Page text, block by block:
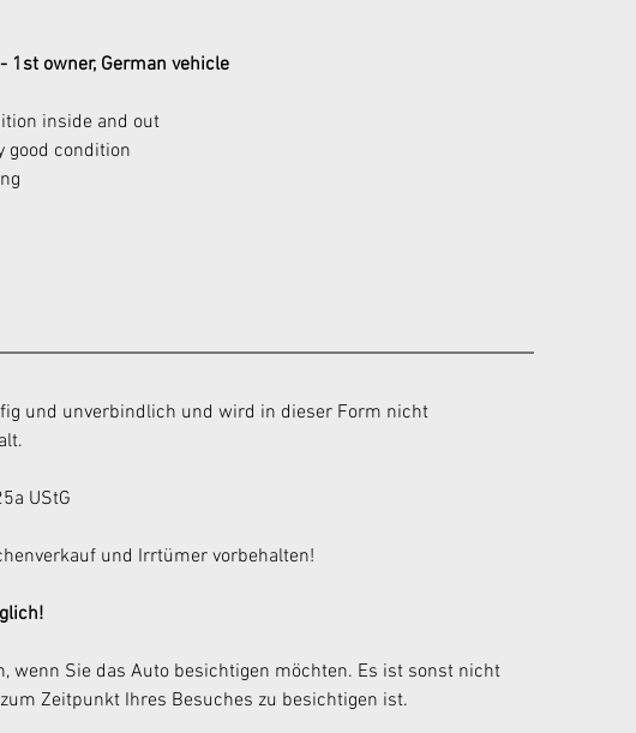
1st owner, German vehicle
inside and out
good condition
und unverbindlich und wird in dieser Form nicht
UStG
und Irrtümer vorbehalten!
wenn Sie das Auto besichtigen möchten. Es ist sonst nicht
Zeitpunkt Ihres Besuches zu besichtigen ist.